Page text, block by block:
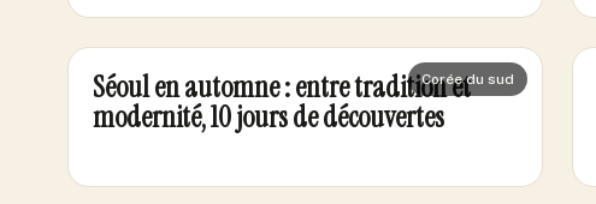
Corée du sud
Séoul en automne : entre tradition et
modernité, 10 jours de découvertes